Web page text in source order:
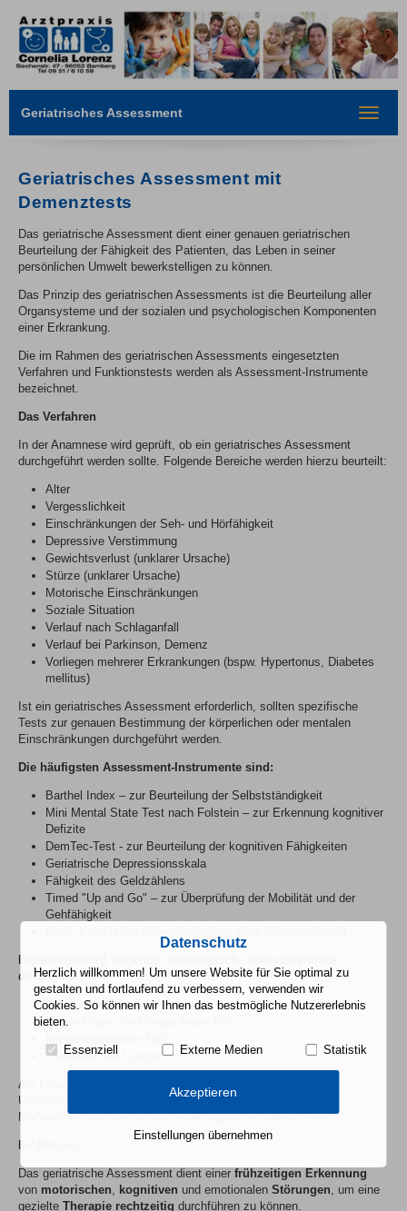
Geriatrisches Assessment
Toggle
Geriatrisches Assessment mit
Demenztests
Das geriatrische Assessment dient einer genauen geriatrischen
Beurteilung der Fähigkeit des Patienten, das Leben in seiner
persönlichen Umwelt bewerkstelligen zu können.
Das Prinzip des geriatrischen Assessments ist die Beurteilung aller
Organsysteme und der sozialen und psychologischen Komponenten
einer Erkrankung.
Die im Rahmen des geriatrischen Assessments eingesetzten
Verfahren und Funktionstests werden als Assessment-Instrumente
bezeichnet.
Das Verfahren
In der Anamnese wird geprüft, ob ein geriatrisches Assessment
durchgeführt werden sollte. Folgende Bereiche werden hierzu beurteilt:
Alter
Vergesslichkeit
Einschränkungen der Seh- und Hörfähigkeit
Depressive Verstimmung
Gewichtsverlust (unklarer Ursache)
Stürze (unklarer Ursache)
Motorische Einschränkungen
Soziale Situation
Verlauf nach Schlaganfall
Verlauf bei Parkinson, Demenz
Vorliegen mehrerer Erkrankungen (bspw. Hypertonus, Diabetes
mellitus)
Ist ein geriatrisches Assessment erforderlich, sollten spezifische
Tests zur genauen Bestimmung der körperlichen oder mentalen
Einschränkungen durchgeführt werden.
Die häufigsten Assessment-Instrumente sind:
Barthel Index – zur Beurteilung der Selbstständigkeit
Mini Mental State Test nach Folstein – zur Erkennung kognitiver
Defizite
DemTec-Test - zur Beurteilung der kognitiven Fähigkeiten
Geriatrische Depressionsskala
Fähigkeit des Geldzählens
Timed "Up and Go" – zur Überprüfung der Mobilität und der
Gehfähigkeit
durchgeführt:
Unterberger Tret-Test
Finger-Finger- und Finger-Nase-Test
Blindlinie- und Liniegehen
Als Folge der diagnostischen Erkenntnisse können weitere
Untersuchungen, die Gabe von Medikamenten, pflegerische
Maßnahmen oder die Hilfsmittelversorgung erforderlich sein.
Das geriatrische Assessment dient einer frühzeitigen Erkennung
von motorischen, kognitiven und emotionalen Störungen, um eine
gezielte Therapie rechtzeitig durchführen zu können.
Datenschutz
Herzlich willkommen! Um unsere Website für Sie optimal zu
gestalten und fortlaufend zu verbessern, verwenden wir
Cookies. So können wir Ihnen das bestmögliche Nutzererlebnis
bieten.
Essenziell Externe Medien Statistik
Akzeptieren
Einstellungen übernehmen